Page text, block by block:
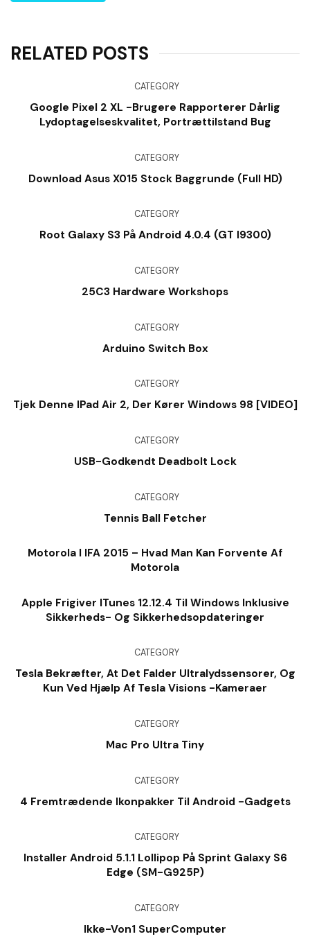
RELATED POSTS
CATEGORY
Google Pixel 2 XL -brugere Rapporterer Dårlig
Lydoptagelseskvalitet, Portrættilstand Bug
CATEGORY
Download Asus X015 Stock Baggrunde (Full HD)
CATEGORY
Root Galaxy S3 På Android 4.0.4 (GT I9300)
CATEGORY
25C3 Hardware Workshops
CATEGORY
Arduino Switch Box
CATEGORY
Tjek Denne IPad Air 2, Der Kører Windows 98 [VIDEO]
CATEGORY
USB-Godkendt Deadbolt Lock
CATEGORY
Tennis Ball Fetcher
Motorola I IFA 2015 – Hvad Man Kan Forvente Af
Motorola
Apple Frigiver ITunes 12.12.4 Til Windows Inklusive
Sikkerheds- Og Sikkerhedsopdateringer
CATEGORY
Tesla Bekræfter, At Det Falder Ultralydssensorer, Og
Kun Ved Hjælp Af Tesla Visions -kameraer
CATEGORY
Mac Pro Ultra Tiny
CATEGORY
4 Fremtrædende Ikonpakker Til Android -gadgets
CATEGORY
Installer Android 5.1.1 Lollipop På Sprint Galaxy S6
Edge (SM-G925P)
CATEGORY
Ikke-Von1 SuperComputer